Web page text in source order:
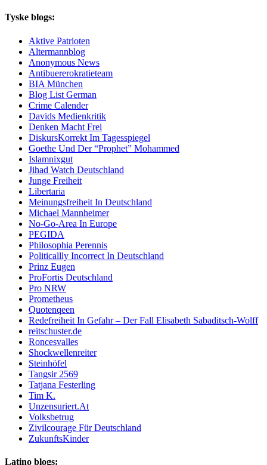
Tyske blogs:
Aktive Patrioten
Altermannblog
Anonymous News
Antibuererokratieteam
BIA München
Blog List German
Crime Calender
Davids Medienkritik
Denken Macht Frei
DiskursKorrekt Im Tagesspiegel
Goethe Und Der “Prophet” Mohammed
Islamnixgut
Jihad Watch Deutschland
Junge Freiheit
Libertaria
Meinungsfreiheit In Deutschland
Michael Mannheimer
No-Go-Area In Europe
PEGIDA
Philosophia Perennis
Politicallly Incorrect In Deutschland
Prinz Eugen
ProFortis Deutschland
Pro NRW
Prometheus
Quotenqeen
Redefreiheit In Gefahr – Der Fall Elisabeth Sabaditsch-Wolff
reitschuster.de
Roncesvalles
Shockwellenreiter
Steinhöfel
Tangsir 2569
Tatjana Festerling
Tim K.
Unzensuriert.At
Volksbetrug
Zivilcourage Für Deutschland
ZukunftsKinder
Latino blogs: